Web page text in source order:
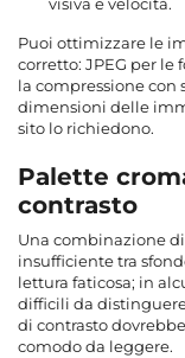
visiva e velocità.
Puoi ottimizzare le
corretto: JPEG per le
la compressione
dimensioni delle
sito lo richiedono.
Palette
contrasto
Una combinazione
insufficiente tra
lettura faticosa; in
difficili da
di contrasto dovrebbe
comodo da leggere.